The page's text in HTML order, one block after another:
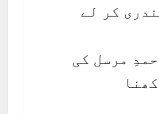
کر لے
مرسل کی